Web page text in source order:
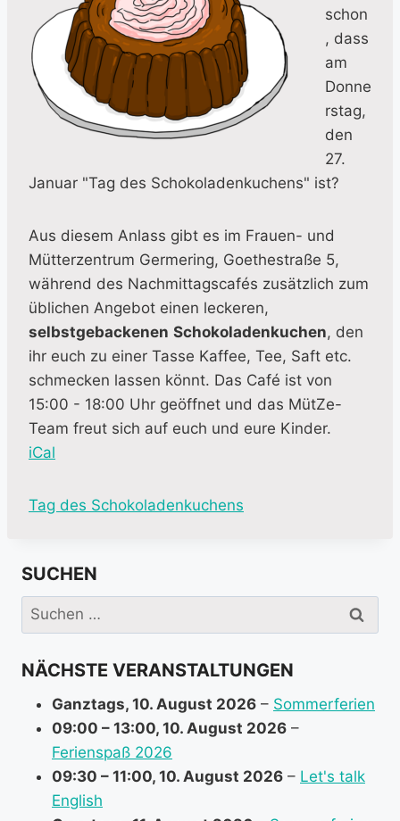
schon
, dass
am
Donne
rstag,
den
27.
Januar "Tag des Schokoladenkuchens" ist?
Aus diesem Anlass gibt es im Frauen- und
Mütterzentrum Germering, Goethestraße 5,
während des Nachmittagscafés zusätzlich zum
üblichen Angebot einen leckeren,
selbstgebackenen Schokoladenkuchen, den
ihr euch zu einer Tasse Kaffee, Tee, Saft etc.
schmecken lassen könnt. Das Café ist von
15:00 - 18:00 Uhr geöffnet und das MütZe-
Team freut sich auf euch und eure Kinder.
iCal
M
e
i
n
o
Tag des Schokoladenkuchens
SUCHEN
Suchen
nach:
NÄCHSTE VERANSTALTUNGEN
Ganztags, 10. August 2026 – Sommerferien
09:00 – 13:00, 10. August 2026 –
Ferienspaß 2026
09:30 – 11:00, 10. August 2026 – Let's talk
English